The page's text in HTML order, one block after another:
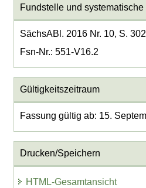
Fundstelle und
SächsABl. 2016 Nr. 10, S. 302
Fsn-Nr.: 551-V16.2
Gültigkeitszeitraum
Fassung gültig ab: 15.
Drucken/Speichern
HTML-Gesamtansicht